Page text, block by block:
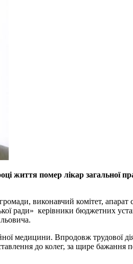
році життя помер лікар
виконавчий комітет,
ради» керівники бюджетних
медицини. Впродовж трудової
до колег, за щире бажання